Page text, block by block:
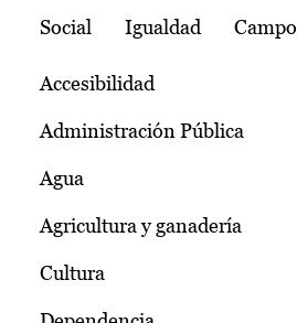
Social Igualdad Campo
Accesibilidad
Administración Pública
Agua
Agricultura y ganadería
Cultura